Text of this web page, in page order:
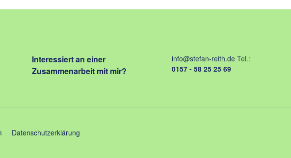
Interessiert an einer
Zusammenarbeit mit mir?
info@stefan-reith.de Tel.:
0157 - 58 25 25 69
Datenschutzerklärung